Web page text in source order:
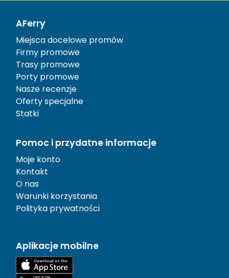
AFerry
Miejsca docelowe promów
Firmy promowe
Trasy promowe
Porty promowe
Nasze recenzje
Oferty specjalne
Statki
Pomoc i przydatne informacje
Moje konto
Kontakt
O nas
Warunki korzystania
Polityka prywatności
Aplikacje mobilne